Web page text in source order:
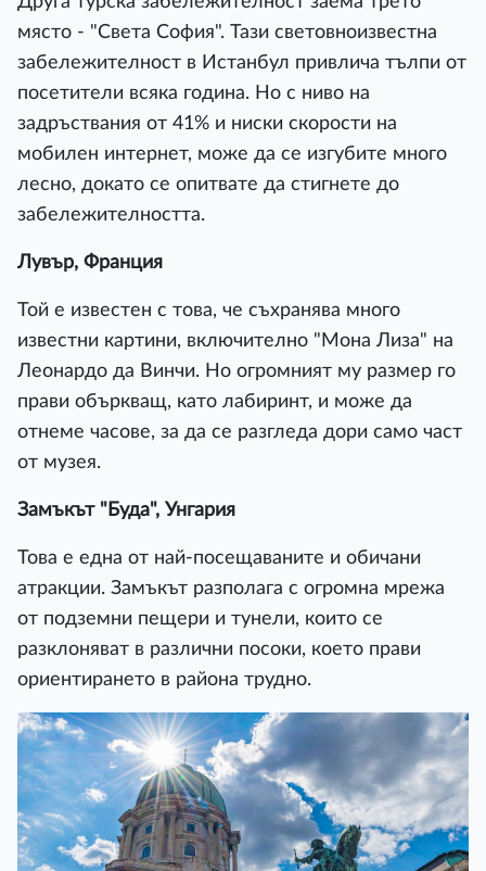
място - "Света София". Тази световноизвестна
забележителност в Истанбул привлича тълпи от
посетители всяка година. Но с ниво на
задръствания от 41% и ниски скорости на
мобилен интернет, може да се изгубите много
лесно, докато се опитвате да стигнете до
забележителността.
Лувър, Франция
Той е известен с това, че съхранява много
известни картини, включително "Мона Лиза" на
Леонардо да Винчи. Но огромният му размер го
прави объркващ, като лабиринт, и може да
отнеме часове, за да се разгледа дори само част
от музея.
Замъкът "Буда", Унгария
Това е една от най-посещаваните и обичани
атракции. Замъкът разполага с огромна мрежа
от подземни пещери и тунели, които се
разклоняват в различни посоки, което прави
ориентирането в района трудно.